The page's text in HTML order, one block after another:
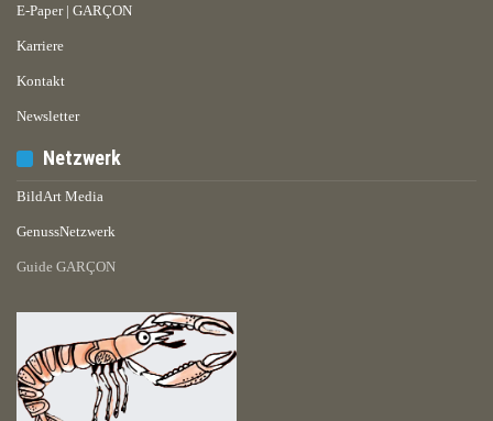
E-Paper | GARÇON
Karriere
Kontakt
Newsletter
Netzwerk
BildArt Media
GenussNetzwerk
Guide GARÇON